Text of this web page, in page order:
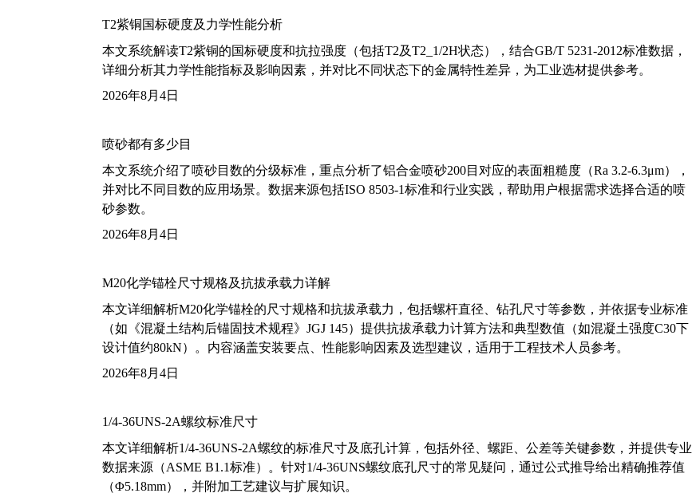
T2紫铜国标硬度及力学性能分析
本文系统解读T2紫铜的国标硬度和抗拉强度（包括T2及T2_1/2H状态），结合GB/T 5231-2012标准数据，
详细分析其力学性能指标及影响因素，并对比不同状态下的金属特性差异，为工业选材提供参考。
2026年8月4日
喷砂都有多少目
本文系统介绍了喷砂目数的分级标准，重点分析了铝合金喷砂200目对应的表面粗糙度（Ra 3.2-6.3μm），
并对比不同目数的应用场景。数据来源包括ISO 8503-1标准和行业实践，帮助用户根据需求选择合适的喷
砂参数。
2026年8月4日
M20化学锚栓尺寸规格及抗拔承载力详解
本文详细解析M20化学锚栓的尺寸规格和抗拔承载力，包括螺杆直径、钻孔尺寸等参数，并依据专业标准
（如《混凝土结构后锚固技术规程》JGJ 145）提供抗拔承载力计算方法和典型数值（如混凝土强度C30下
设计值约80kN）。内容涵盖安装要点、性能影响因素及选型建议，适用于工程技术人员参考。
2026年8月4日
1/4-36UNS-2A螺纹标准尺寸
本文详细解析1/4-36UNS-2A螺纹的标准尺寸及底孔计算，包括外径、螺距、公差等关键参数，并提供专业
数据来源（ASME B1.1标准）。针对1/4-36UNS螺纹底孔尺寸的常见疑问，通过公式推导给出精确推荐值
（Φ5.18mm），并附加工艺建议与扩展知识。